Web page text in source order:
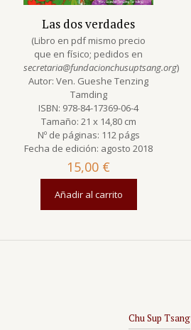
Las dos verdades
(Libro en pdf mismo precio
que en físico; pedidos en
secretaria@fundacionchusuptsang.org)
Autor: Ven. Gueshe Tenzing
Tamding
ISBN: 978-84-17369-06-4
Tamaño: 21 x 14,80 cm
Nº de páginas: 112 págs
Fecha de edición: agosto 2018
15,00 €
Añadir al carrito
Chu Sup Tsang